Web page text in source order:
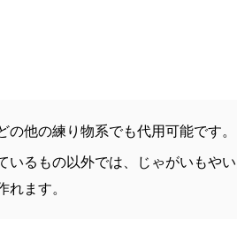
の他の練り物系でも代用可能です。
いるもの以外では、じゃがいもや
ます。